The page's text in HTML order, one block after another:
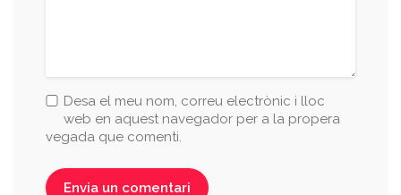
Desa el meu nom, correu electrònic i lloc
web en aquest navegador per a la propera
vegada que comenti.